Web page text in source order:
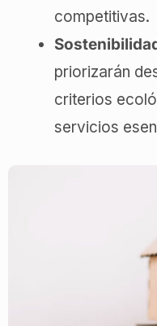
competitivas.
priorizarán
criterios
servicios